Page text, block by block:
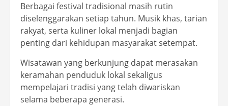
Berbagai festival tradisional masih rutin
diselenggarakan setiap tahun. Musik khas, tarian
rakyat, serta kuliner lokal menjadi bagian
penting dari kehidupan masyarakat setempat.
Wisatawan yang berkunjung dapat merasakan
keramahan penduduk lokal sekaligus
mempelajari tradisi yang telah diwariskan
selama beberapa generasi.